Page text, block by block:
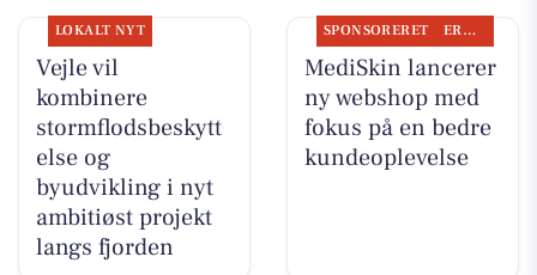
LOKALT NYT
Vejle vil
kombinere
stormflodsbeskytt
else og
byudvikling i nyt
ambitiøst projekt
langs fjorden
SPONSORERET ERHVERV
MediSkin lancerer
ny webshop med
fokus på en bedre
kundeoplevelse